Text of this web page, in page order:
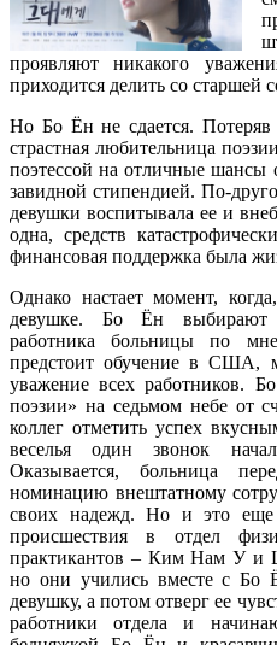
проявляют никакого
приходится делить со старшей
Но Бо Ён не сдается.
страстная любительница
поэтессой на отличные шансы
завидной стипендией. По-
девушки воспитывала ее и
одна, средств
финансовая поддержка была
Однако настает момент,
девушке. Бо Ён выбирают
работника больницы по
предстоит обучение в США,
уважение всех работников.
поэзии» на седьмом небе от
коллег отметить успех
веселья один звонок
Оказывается, больница
номинацию внештатному
своих надежд. Но и это еще
происшествия в отдел
практикантов – Ким Нам У
но они учились вместе с
девушку, а потом отверг ее
работники отдела и